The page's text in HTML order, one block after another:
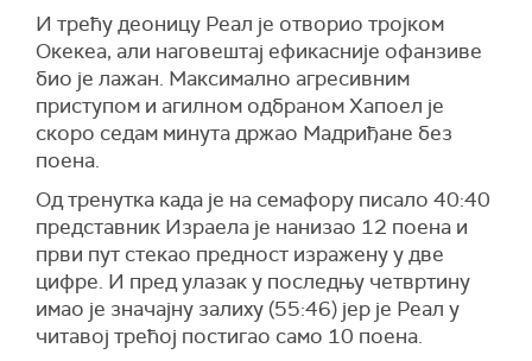
И трећу деоницу Реал је отворио тројком
Окекеа, али наговештај ефикасније офанзиве
био је лажан. Максимално агресивним
приступом и агилном одбраном Хапоел је
скоро седам минута држао Мадриђане без
поена.
Од тренутка када је на семафору писало 40:40
представник Израела је нанизао 12 поена и
први пут стекао предност изражену у две
цифре. И пред улазак у последњу четвртину
имао је значајну залиху (55:46) јер је Реал у
читавој трећој постигао само 10 поена.